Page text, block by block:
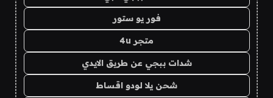
فور يو ستور
متجر 4u
شدات ببجي عن طريق الايدي
شحن يلا لودو اقساط